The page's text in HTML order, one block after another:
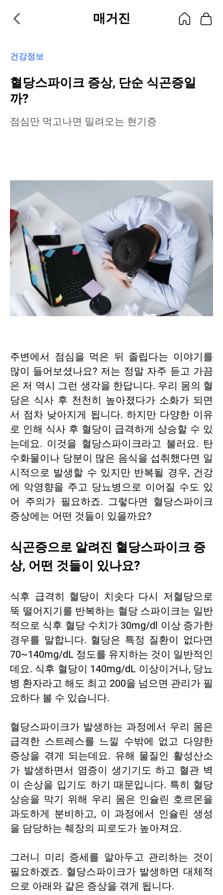
매거진
건강정보
혈당스파이크 증상, 단순 식곤증일
까?
점심만 먹고나면 밀려오는 현기증
주변에서 점심을 먹은 뒤 졸립다는 이야기를
많이 들어보셨나요? 저는 정말 자주 듣고 가끔
은 저 역시 그런 생각을 한답니다. 우리 몸의 혈
당은 식사 후 천천히 높아졌다가 소화가 되면
서 점차 낮아지게 됩니다. 하지만 다양한 이유
로 인해 식사 후 혈당이 급격하게 상승할 수 있
는데요. 이것을 혈당스파이크라고 불러요. 탄
수화물이나 당분이 많은 음식을 섭취했다면 일
시적으로 발생할 수 있지만 반복될 경우, 건강
에 악영향을 주고 당뇨병으로 이어질 수도 있
어 주의가 필요하죠. 그렇다면 혈당스파이크
증상에는 어떤 것들이 있을까요?
식곤증으로 알려진 혈당스파이크 증
상, 어떤 것들이 있나요?
식후 급격히 혈당이 치솟다 다시 저혈당으로
뚝 떨어지기를 반복하는 혈당 스파이크는 일반
적으로 식후 혈당 수치가 30mg/dl 이상 증가한
경우를 말합니다. 혈당은 특정 질환이 없다면
70~140mg/dL 정도를 유지하는 것이 일반적인
데요. 식후 혈당이 140mg/dL 이상이거나, 당뇨
병 환자라고 해도 최고 200을 넘으면 관리가 필
요하다 볼 수 있습니다.
혈당스파이크가 발생하는 과정에서 우리 몸은
급격한 스트레스를 느낄 수밖에 없고 다양한
증상을 겪게 되는데요. 유해 물질인 활성산소
가 발생하면서 염증이 생기기도 하고 혈관 벽
이 손상을 입기도 하기 때문입니다. 특히 혈당
상승을 막기 위해 우리 몸은 인슐린 호르몬을
과도하게 분비하고, 이 과정에서 인슐린 생성
을 담당하는 췌장의 피로도가 높아져요.
그러니 미리 증세를 알아두고 관리하는 것이
필요하겠죠. 혈당스파이크가 발생하면 대체적
으로 아래와 같은 증상을 겪게 됩니다.